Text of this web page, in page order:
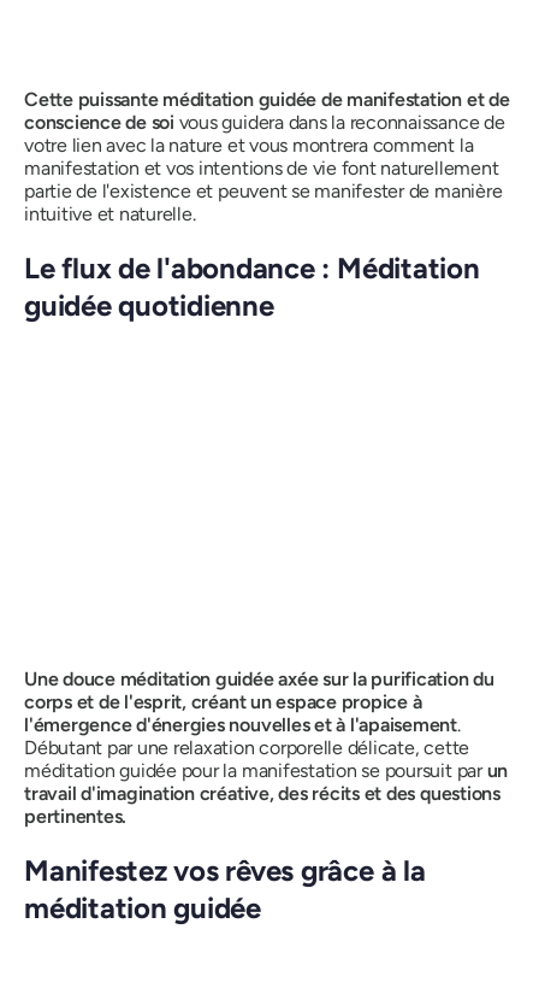
Cette puissante méditation guidée de manifestation et de
conscience de soi vous guidera dans la reconnaissance de
votre lien avec la nature et vous montrera comment la
manifestation et vos intentions de vie font naturellement
partie de l'existence et peuvent se manifester de manière
intuitive et naturelle.
Le flux de l'abondance : Méditation
guidée quotidienne
Une douce méditation guidée axée sur la purification du
corps et de l'esprit, créant un espace propice à
l'émergence d'énergies nouvelles et à l'apaisement.
Débutant par une relaxation corporelle délicate, cette
méditation guidée pour la manifestation se poursuit parun
travail d'imagination créative, des récits et des questions
pertinentes.
Manifestez vos rêves grâce à la
méditation guidée